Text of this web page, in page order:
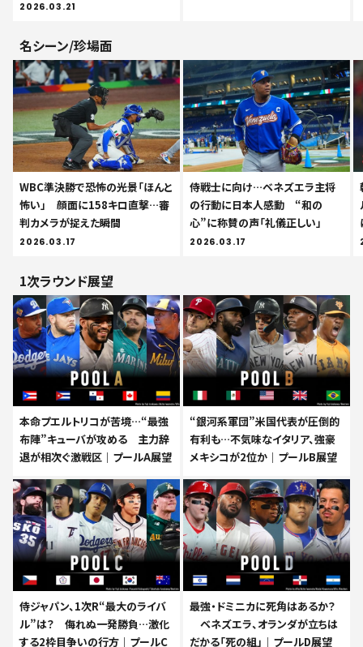
2026.03.21
名シーン/珍場面
WBC準決勝で恐怖の光景「ほんと
怖い」 顔面に158キロ直撃…審
判カメラが捉えた瞬間
2026.03.17
侍戦士に向け…ベネズエラ主将
の行動に日本人感動 “和の
心”に称賛の声「礼儀正しい」
2026.03.17
1次ラウンド展望
本命プエルトリコが苦境…“最強
布陣”キューバが攻める 主力辞
退が相次ぐ激戦区｜プールA展望
“銀河系軍団”米国代表が圧倒的
有利も…不気味なイタリア、強豪
メキシコが2位か｜プールB展望
侍ジャパン、1次R“最大のライバ
ル”は？ 侮れぬ一発勝負…激化
する2枠目争いの行方｜プールC
最強・ドミニカに死角はあるか？
ベネズエラ、オランダが立ちは
だかる「死の組」｜プールD展望